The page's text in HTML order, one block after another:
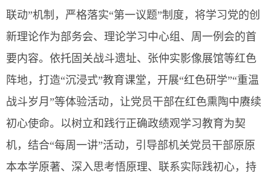
联动”机制，严格落实“第一议题”制度，将学习党的创
新理论作为部务会、理论学习中心组、周一例会的首
要内容。依托固关战斗遗址、张仲实影像展馆等红色
阵地，打造“沉浸式”教育课堂，开展“红色研学”“重温
战斗岁月”等体验活动，让党员干部在红色熏陶中赓续
初心使命。以树立和践行正确政绩观学习教育为契
机，结合“每周一讲”活动，引导部机关党员干部原原
本本学原著、深入思考悟原理、联系实际践初心，持